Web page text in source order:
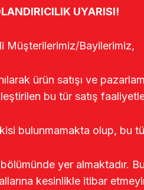
UYARISI!
Müşterilerimiz/Bayilerimiz,
ürün satışı ve
bu tür satış faaliyetleri
bulunmamakta olup, bu
yer almaktadır.
kesinlikle itibar